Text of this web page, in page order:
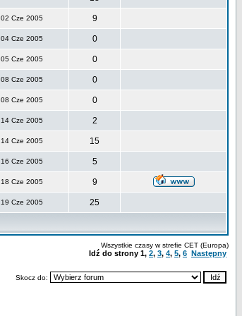
02 Cze 2005 9
04 Cze 2005 0
05 Cze 2005 0
08 Cze 2005 0
08 Cze 2005 0
14 Cze 2005 2
14 Cze 2005 15
16 Cze 2005 5
18 Cze 2005 9
19 Cze 2005 25
Wszystkie czasy w strefie CET (Europa)
Idź do strony 1, 2, 3, 4, 5, 6 Następny
Skocz do: